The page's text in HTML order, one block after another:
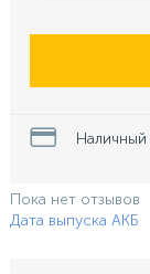
Наличный
Пока нет отзывов
Дата выпуска АКБ